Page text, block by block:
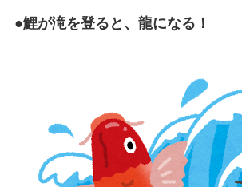
●鯉が滝を登ると、龍になる！